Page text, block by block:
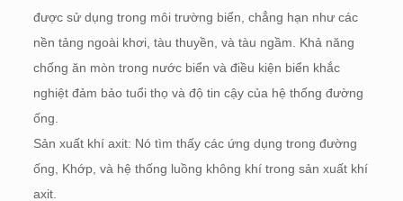
được sử dụng trong môi trường biển, chẳng hạn như các
nền tảng ngoài khơi, tàu thuyền, và tàu ngầm. Khả năng
chống ăn mòn trong nước biển và điều kiện biển khắc
nghiệt đảm bảo tuổi thọ và độ tin cậy của hệ thống đường
ống.
Sản xuất khí axit: Nó tìm thấy các ứng dụng trong đường
ống, Khớp, và hệ thống luồng không khí trong sản xuất khí
axit.